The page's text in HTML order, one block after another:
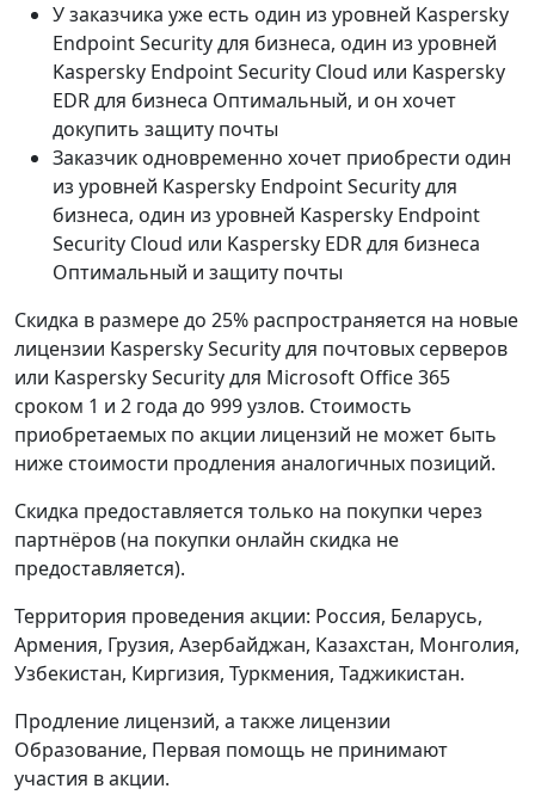
У заказчика уже есть один из уровней Kaspersky
Endpoint Security для бизнеса, один из уровней
Kaspersky Endpoint Security Cloud или Kaspersky
EDR для бизнеса Оптимальный, и он хочет
докупить защиту почты
Заказчик одновременно хочет приобрести один
из уровней Kaspersky Endpoint Security для
бизнеса, один из уровней Kaspersky Endpoint
Security Cloud или Kaspersky EDR для бизнеса
Оптимальный и защиту почты
Скидка в размере до 25% распространяется на новые
лицензии Kaspersky Security для почтовых серверов
или Kaspersky Security для Microsoft Office 365
сроком 1 и 2 года до 999 узлов. Стоимость
приобретаемых по акции лицензий не может быть
ниже стоимости продления аналогичных позиций.
Скидка предоставляется только на покупки через
партнёров (на покупки онлайн скидка не
предоставляется).
Территория проведения акции: Россия, Беларусь,
Армения, Грузия, Азербайджан, Казахстан, Монголия,
Узбекистан, Киргизия, Туркмения, Таджикистан.
Продление лицензий, а также лицензии
Образование, Первая помощь не принимают
участия в акции.